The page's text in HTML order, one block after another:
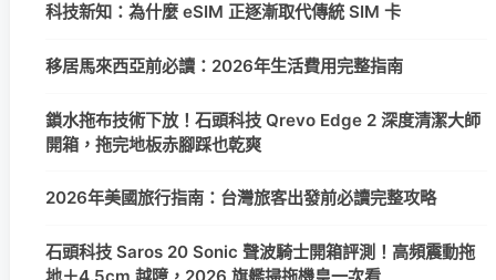
科技新知：為什麼 eSIM 正逐漸取代傳統 SIM 卡
移居馬來西亞前必讀：2026年生活費用完整指南
鎖水拖布技術下放！石頭科技 Qrevo Edge 2 深度清潔大師
開箱，拖完地板赤腳踩也乾爽
2026年美國旅行指南：台灣旅客出發前必讀完整攻略
石頭科技 Saros 20 Sonic 聲波騎士開箱評測！高頻震動拖